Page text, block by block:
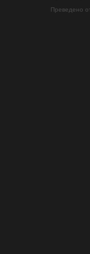
Преведено